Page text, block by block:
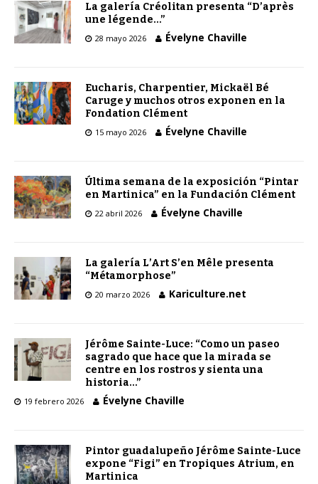
La galería Créolitan presenta “D’après
une légende…”
28 mayo 2026 Évelyne Chaville
Eucharis, Charpentier, Mickaël Bé
Caruge y muchos otros exponen en la
Fondation Clément
15 mayo 2026 Évelyne Chaville
Última semana de la exposición “Pintar
en Martinica” en la Fundación Clément
22 abril 2026 Évelyne Chaville
La galería L’Art S’en Mêle presenta
“Métamorphose”
20 marzo 2026 Kariculture.net
Jérôme Sainte-Luce: “Como un paseo
sagrado que hace que la mirada se
centre en los rostros y sienta una
historia…”
19 febrero 2026 Évelyne Chaville
Pintor guadalupeño Jérôme Sainte-Luce
expone “Figi” en Tropiques Atrium, en
Martinica